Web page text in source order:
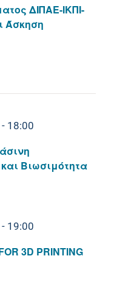
ΔΙΠΑΕ-ΙΚΠΙ-
Άσκηση
Βιωσιμότητα
- 18:00
3D PRINTING
- 19:00